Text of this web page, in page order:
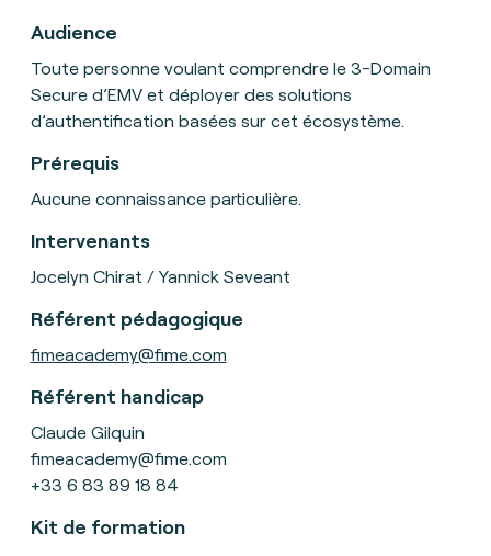
Audience
Toute personne voulant comprendre le 3-Domain
Secure d’EMV et déployer des solutions
d’authentification basées sur cet écosystème.
Prérequis
Aucune connaissance particulière.
Intervenants
Jocelyn Chirat / Yannick Seveant
Référent pédagogique
fimeacademy@fime.com
Référent handicap
Claude Gilquin
fimeacademy@fime.com
+33 6 83 89 18 84
Kit de formation